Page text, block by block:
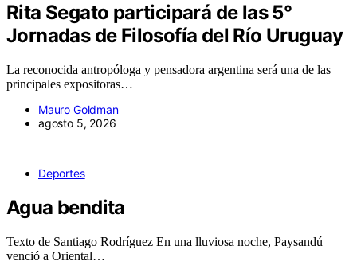
Rita Segato participará de las 5°
Jornadas de Filosofía del Río Uruguay
La reconocida antropóloga y pensadora argentina será una de las
principales expositoras…
Mauro Goldman
agosto 5, 2026
Deportes
Agua bendita
Texto de Santiago Rodríguez En una lluviosa noche, Paysandú
venció a Oriental…